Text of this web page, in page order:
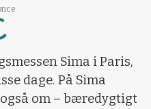
Sima i Paris,
dage. På Sima
om – bæredygtigt